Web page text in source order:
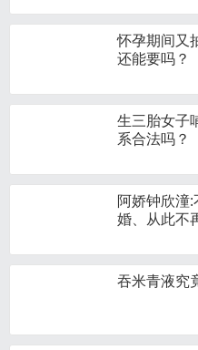
怀孕期间又
还能要吗？
生三胎女子
系合法吗？
阿娇钟欣潼
婚、从此不
吞米青液究